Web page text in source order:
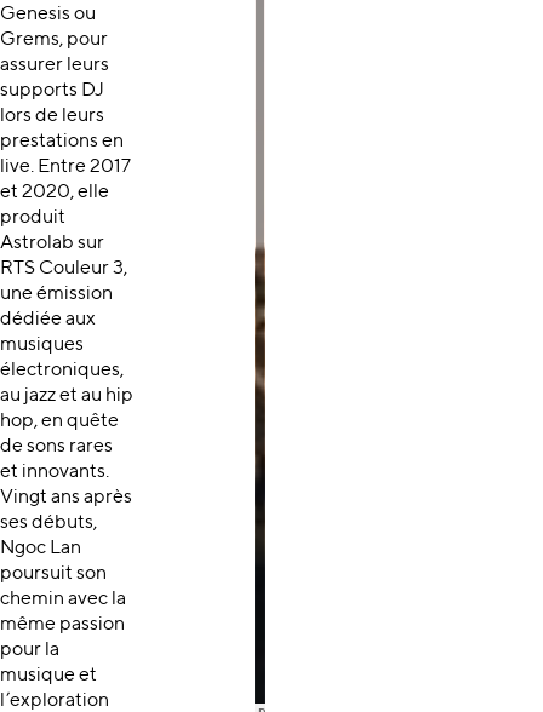
Genesis ou
Grems, pour
assurer leurs
supports DJ
lors de leurs
prestations en
live. Entre 2017
et 2020, elle
produit
Astrolab sur
RTS Couleur 3,
une émission
dédiée aux
musiques
électroniques,
au jazz et au hip
hop, en quête
de sons rares
et innovants.
Vingt ans après
ses débuts,
Ngoc Lan
poursuit son
chemin avec la
même passion
pour la
musique et
l’exploration